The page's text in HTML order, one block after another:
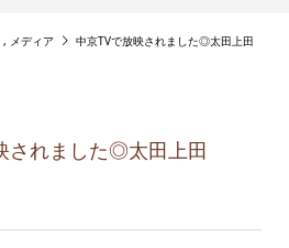
, メディア 中京TVで放映されました◎太田上田
されました◎太田上田